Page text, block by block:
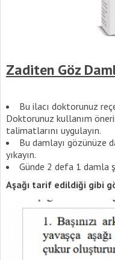
Zaditen Göz
Bu ilacı doktorunuz
Doktorunuz kullanım
talimatlarını uygulayın.
Bu damlayı gözünüze
yıkayın.
Günde 2 defa 1 damla
Aşağı tarif edildiği gibi